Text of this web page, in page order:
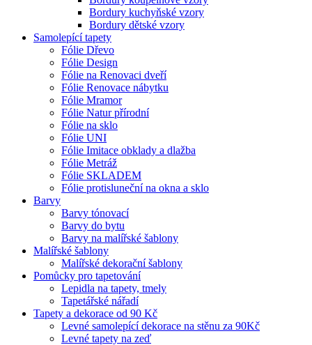
Bordury kuchyňské vzory
Bordury dětské vzory
Samolepící tapety
Fólie Dřevo
Fólie Design
Fólie na Renovaci dveří
Fólie Renovace nábytku
Fólie Mramor
Fólie Natur přírodní
Fólie na sklo
Fólie UNI
Fólie Imitace obklady a dlažba
Fólie Metráž
Fólie SKLADEM
Fólie protisluneční na okna a sklo
Barvy
Barvy tónovací
Barvy do bytu
Barvy na malířské šablony
Malířské šablony
Malířské dekorační šablony
Pomůcky pro tapetování
Lepidla na tapety, tmely
Tapetářské nářadí
Tapety a dekorace od 90 Kč
Levné samolepící dekorace na stěnu za 90Kč
Levné tapety na zeď